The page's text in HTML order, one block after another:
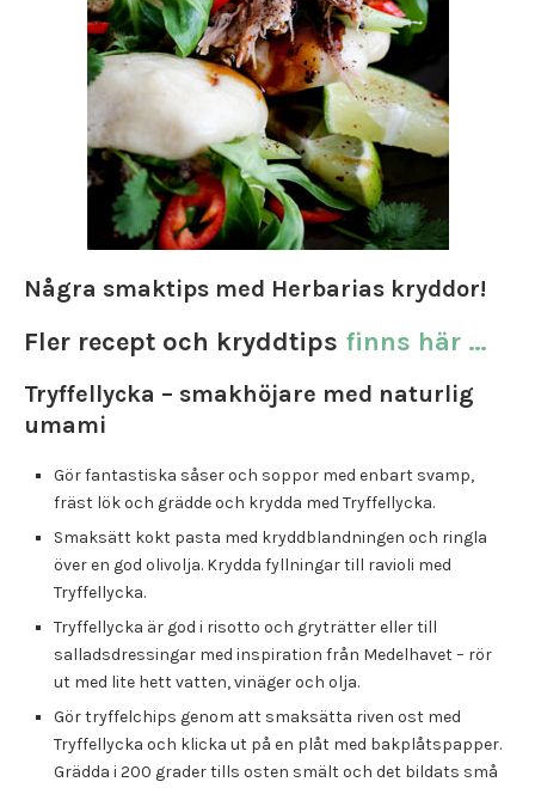
Några smaktips med Herbarias kryddor!
Fler recept och kryddtips finns här …
Tryffellycka – smakhöjare med naturlig
umami
Gör fantastiska såser och soppor med enbart svamp,
fräst lök och grädde och krydda med Tryffellycka.
Smaksätt kokt pasta med kryddblandningen och ringla
över en god olivolja. Krydda fyllningar till ravioli med
Tryffellycka.
Tryffellycka är god i risotto och gryträtter eller till
salladsdressingar med inspiration från Medelhavet – rör
ut med lite hett vatten, vinäger och olja.
Gör tryffelchips genom att smaksätta riven ost med
Tryffellycka och klicka ut på en plåt med bakplåtspapper.
Grädda i 200 grader tills osten smält och det bildats små